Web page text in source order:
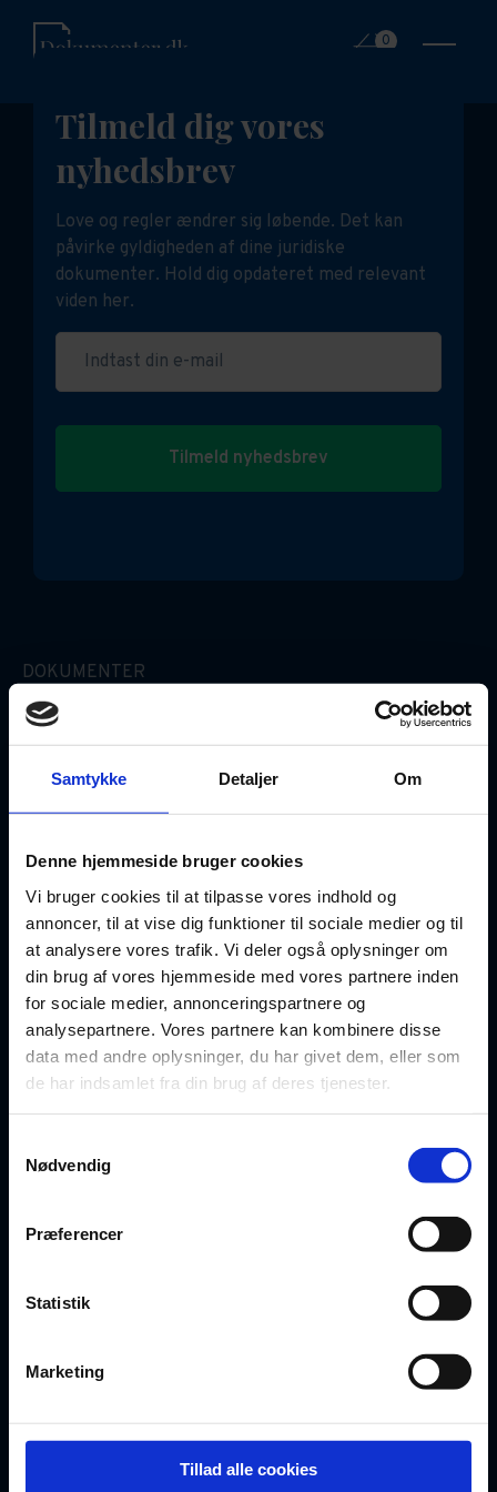
Samtykke Detaljer Om
Denne hjemmeside bruger cookies
Vi bruger cookies til at tilpasse vores indhold og
annoncer, til at vise dig funktioner til sociale medier og til
at analysere vores trafik. Vi deler også oplysninger om
din brug af vores hjemmeside med vores partnere inden
for sociale medier, annonceringspartnere og
analysepartnere. Vores partnere kan kombinere disse
data med andre oplysninger, du har givet dem, eller som
de har indsamlet fra din brug af deres tjenester.
Nødvendig
Præferencer
Statistik
Marketing
Tillad alle cookies
0
Tilmeld dig vores
nyhedsbrev
Love og regler ændrer sig løbende. Det kan
påvirke gyldigheden af dine juridiske
dokumenter. Hold dig opdateret med relevant
viden her.
Indtast din e-mail
Tilmeld nyhedsbrev
DOKUMENTER
Erhvervslejekontrakt (Simpel)
Gældsbrev
Fuldmagter
GOD VIDEN
Oversigt over dokumenter
For privatrådgivere
Opret gratis profil
Vælg abonnement